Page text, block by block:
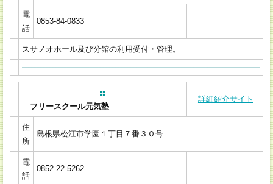
電
話
0853-84-0833
スサノオホール及び分館の利用受付・管理。
フリースクール元気塾
詳細紹介サイト
住
所
島根県松江市学園１丁目７番３０号
電
話
0852-22-5262